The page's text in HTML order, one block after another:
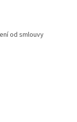
od smlouvy